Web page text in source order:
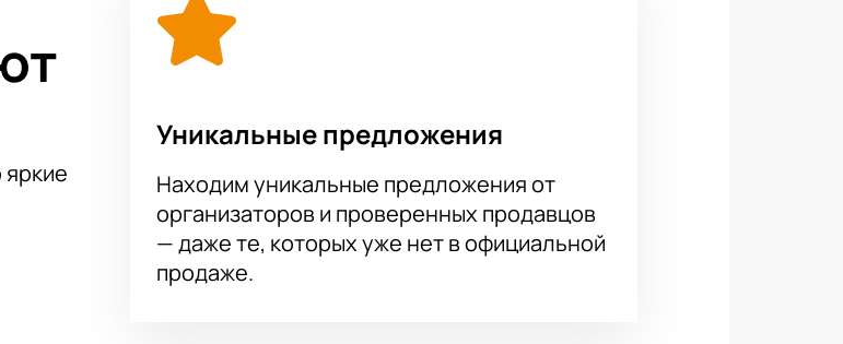
Покупка билетов через наш сайт - это удобно и безопасно.
Уникальные предложения
Находим уникальные предложения от
организаторов и проверенных продавцов
— даже те, которых уже нет в официальной
продаже.